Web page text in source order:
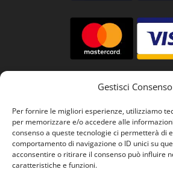
Gestisci Consenso
Per fornire le migliori esperienze, utilizziamo
per memorizzare e/o accedere alle
consenso a queste tecnologie ci permetterà di
comportamento di navigazione o ID unici su
acconsentire o ritirare il consenso può influire
caratteristiche e funzioni.